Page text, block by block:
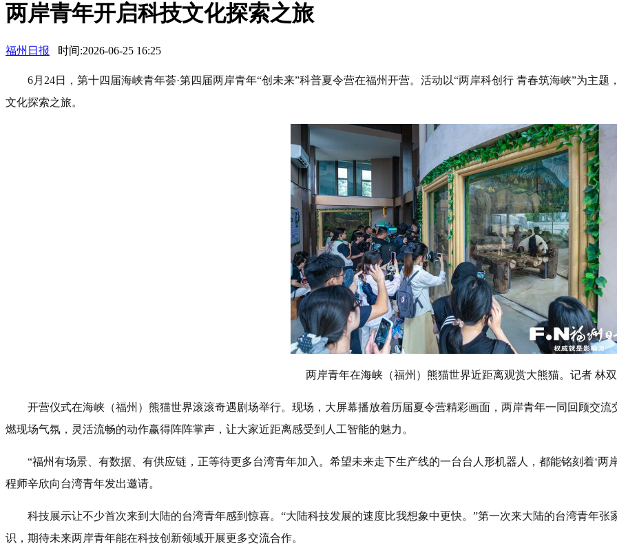
两岸青年开启科技文化探索之旅
福州日报 时间:2026-06-25 16:25
6月24日，第十四届海峡青年荟·第四届两岸青年“创未来”科普夏令营在福州开营。活动以“两岸科创行 青春筑海峡”为主
文化探索之旅。
两岸青年在海峡（福州）熊猫世界近距离观赏大熊猫。记者 林
开营仪式在海峡（福州）熊猫世界滚滚奇遇剧场举行。现场，大屏幕播放着历届夏令营精彩画面，两岸青年一同回顾交
燃现场气氛，灵活流畅的动作赢得阵阵掌声，让大家近距离感受到人工智能的魅力。
“福州有场景、有数据、有供应链，正等待更多台湾青年加入。希望未来走下生产线的一台台人形机器人，都能铭刻着‘两
程师辛欣向台湾青年发出邀请。
科技展示让不少首次来到大陆的台湾青年感到惊喜。“大陆科技发展的速度比我想象中更快。”第一次来大陆的台湾青年
识，期待未来两岸青年能在科技创新领域开展更多交流合作。